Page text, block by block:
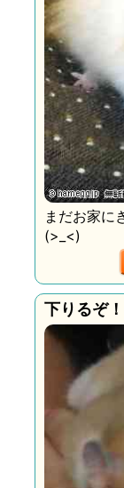
まだお家に
(>_<)
下りるぞ！